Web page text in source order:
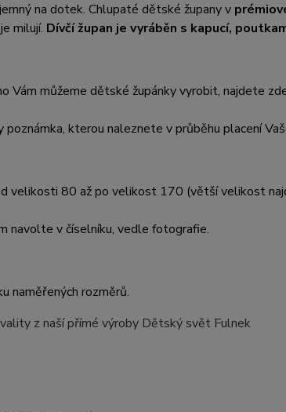
na dotek. Chlupaté dětské župany v
milují. Dívčí župan je vyráběn s kapucí,
Vám můžeme dětské župánky vyrobit, najdete
kterou naleznete v průběhu placení
velikosti 80 až po velikost 170 (větší velikost
navolte v číselníku, vedle fotografie.
naměřených rozměrů.
z naší přímé výroby Dětský svět Fulnek